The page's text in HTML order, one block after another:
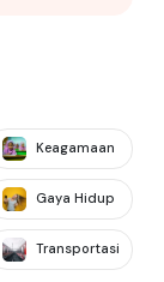
Keagamaan
Gaya Hidup
Transportasi